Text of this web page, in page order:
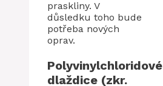
praskliny. V
důsledku toho bude
potřeba nových
oprav.
Polyvinylchloridové
dlaždice (zkr.